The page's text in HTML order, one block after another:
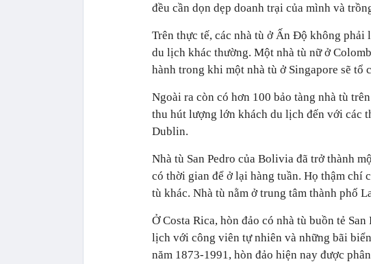
đều cần dọn dẹp doanh trại của mình và
Trên thực tế, các nhà tù ở Ấn Độ không
du lịch khác thường. Một nhà tù nữ ở
hành trong khi một nhà tù ở Singapore sẽ tổ
Ngoài ra còn có hơn 100 bảo tàng nhà tù
thu hút lượng lớn khách du lịch đến với các
Dublin.
Nhà tù San Pedro của Bolivia đã trở thành
có thời gian để ở lại hàng tuần. Họ thậm chí
tù khác. Nhà tù nằm ở trung tâm thành phố
Ở Costa Rica, hòn đảo có nhà tù buồn tẻ
lịch với công viên tự nhiên và những bãi
năm 1873-1991, hòn đảo hiện nay được